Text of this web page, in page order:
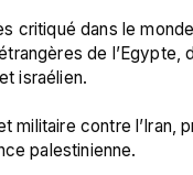
critiqué dans le
de l’Egypte,
israélien.
contre l’Iran,
palestinienne.